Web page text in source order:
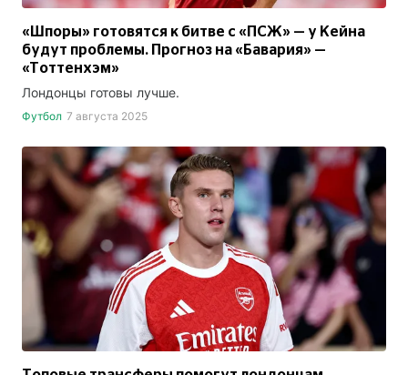
«Шпоры» готовятся к битве с «ПСЖ» — у Кейна
будут проблемы. Прогноз на «Бавария» —
«Тоттенхэм»
Лондонцы готовы лучше.
Футбол 7 августа 2025